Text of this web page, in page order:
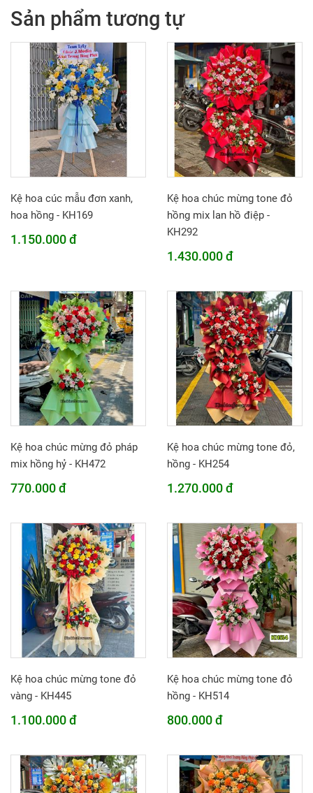
Sản phẩm tương tự
Kệ hoa cúc mẫu đơn xanh,
hoa hồng - KH169
1.150.000 đ
Kệ hoa chúc mừng tone đỏ
hồng mix lan hồ điệp -
KH292
1.430.000 đ
Kệ hoa chúc mừng đỏ pháp
mix hồng hỷ - KH472
770.000 đ
Kệ hoa chúc mừng tone đỏ,
hồng - KH254
1.270.000 đ
Kệ hoa chúc mừng tone đỏ
vàng - KH445
1.100.000 đ
Kệ hoa chúc mừng tone đỏ
hồng - KH514
800.000 đ